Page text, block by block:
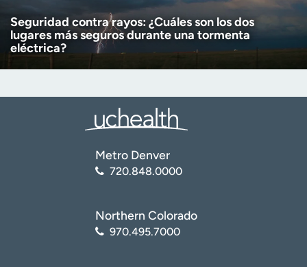
Seguridad contra rayos: ¿Cuáles son los dos
lugares más seguros durante una tormenta
eléctrica?
Metro Denver
720.848.0000
Northern Colorado
970.495.7000